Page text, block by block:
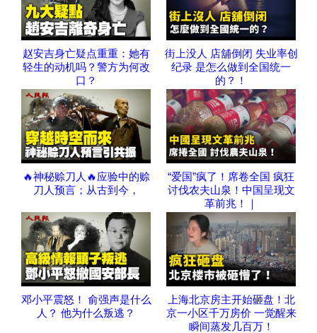
赵安吉身亡疑点重重：她有
轻生的动机吗？警方为何改
口？
街上没人 店舖倒闭 失业率创
纪录 是怎么做到全国统一
的？！
🔥神秘赊刀人🔥应验中的赊
刀人预言；从古到今，
“爱国”疯了！席卷全国 疯狂
讨伐农夫山泉！中国呈现文
革前兆！｜
邓小平震怒！ 俞强声是什么
人？ 他为什么叛逃？
上海北京房主开始砸盘！北
京一小区千万房价 一觉醒来
瞬间蒸发几百万！